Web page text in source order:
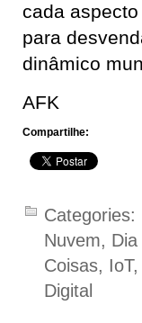
cada
para
dinâmico
AFK
Compartilhe:
Categories:
Nuvem,
Coisas, IoT,
Digital